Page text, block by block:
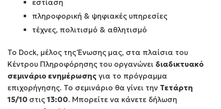
εστίαση
πληροφορική & ψηφιακές υπηρεσίες
τέχνες, πολιτισμό & αθλητισμό
Το Dock, μέλος της Ένωσης μας, στα πλαίσια του
Κέντρου Πληροφόρησης του οργανώνει διαδικτυακό
σεμινάριο ενημέρωσης για το πρόγραμμα
επιχορήγησης. Το σεμινάριο θα γίνει την Τετάρτη
15/10 στις 13:00. Μπορείτε να κάνετε δήλωση